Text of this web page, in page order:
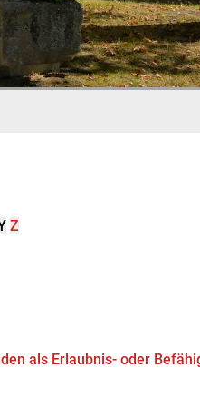
Z
als Erlaubnis- oder